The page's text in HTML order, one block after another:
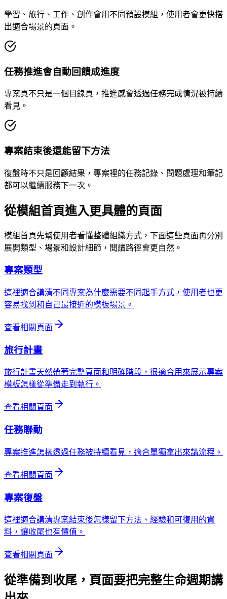
學習、旅行、工作、創作會用不同預設模組，使用者會更快搭
出適合場景的頁面。
任務推進會自動回饋成進度
專案頁不只是一個目錄頁，推進感會透過任務完成情況被持續
看見。
專案結束後還能留下方法
復盤時不只是回顧結果，專案裡的任務記錄、問題處理和筆記
都可以繼續服務下一次。
從模組首頁進入更具體的頁面
模組首頁先幫使用者看懂整體組織方式，下面這些頁面再分別
展開類型、場景和設計細節，閱讀路徑會更自然。
專案類型
這裡適合講清不同專案為什麼需要不同起手方式，使用者也更
容易找到和自己最接近的模板場景。
查看相關頁面
旅行計畫
旅行計畫天然帶著完整頁面和明確階段，很適合用來展示專案
模板怎樣從準備走到執行。
查看相關頁面
任務聯動
專案推進怎樣透過任務被持續看見，適合單獨拿出來講流程。
查看相關頁面
專案復盤
這裡適合講清專案結束後怎樣留下方法、經驗和可復用的資
料，讓收尾也有價值。
查看相關頁面
從準備到收尾，頁面要把完整生命週期講